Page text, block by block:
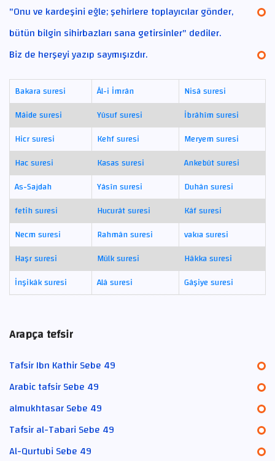
"Onu ve kardeşini eğle; şehirlere toplayıcılar gönder,
bütün bilgin sihirbazları sana getirsinler" dediler.
Biz de herşeyi yazıp saymışızdır.
Bakara suresi Âl-i İmrân
Nisâ suresi
Mâide suresi
Yûsuf suresi
İbrâhîm suresi
Hicr suresi
Kehf suresi
Meryem suresi
Hac suresi
Kasas suresi
Ankebût suresi
As-Sajdah
Yâsîn suresi
Duhân suresi
fetih suresi
Hucurât suresi
Kâf suresi
Necm suresi
Rahmân suresi
vakıa suresi
Haşr suresi
Mülk suresi
Hâkka suresi
İnşikâk suresi
Alâ suresi Gâşiye suresi
Arapça tefsir
Tafsir Ibn Kathir Sebe 49
Arabic tafsir Sebe 49
almukhtasar Sebe 49
Tafsir al-Tabari Sebe 49
Al-Qurtubi Sebe 49